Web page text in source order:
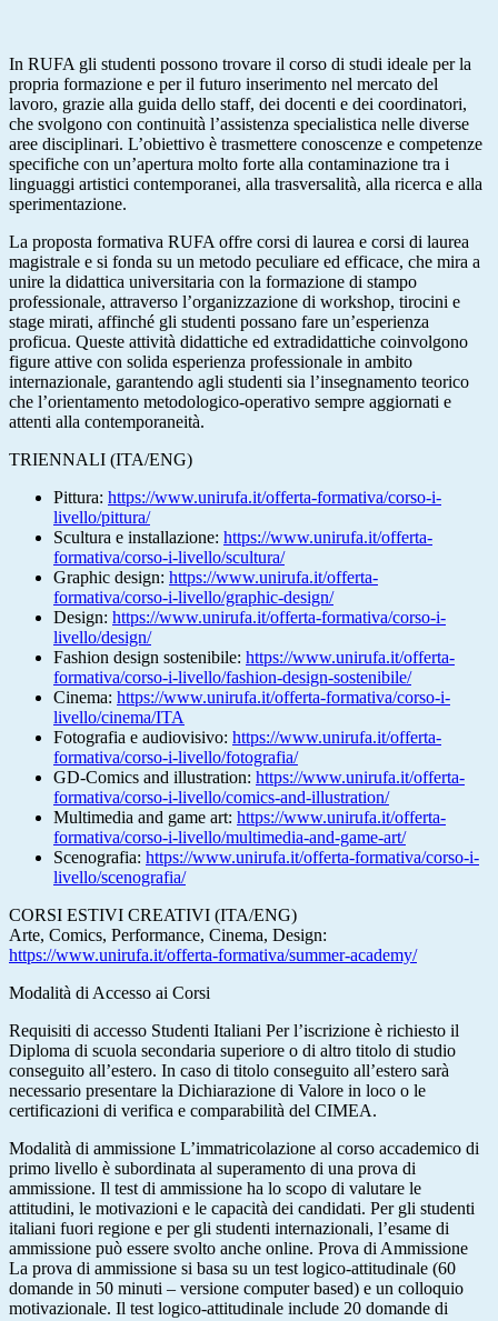
In RUFA gli studenti possono trovare il corso di studi ideale per la
propria formazione e per il futuro inserimento nel mercato del
lavoro, grazie alla guida dello staff, dei docenti e dei coordinatori,
che svolgono con continuità l’assistenza specialistica nelle diverse
aree disciplinari. L’obiettivo è trasmettere conoscenze e competenze
specifiche con un’apertura molto forte alla contaminazione tra i
linguaggi artistici contemporanei, alla trasversalità, alla ricerca e alla
sperimentazione.
La proposta formativa RUFA offre corsi di laurea e corsi di laurea
magistrale e si fonda su un metodo peculiare ed efficace, che mira a
unire la didattica universitaria con la formazione di stampo
professionale, attraverso l’organizzazione di workshop, tirocini e
stage mirati, affinché gli studenti possano fare un’esperienza
proficua. Queste attività didattiche ed extradidattiche coinvolgono
figure attive con solida esperienza professionale in ambito
internazionale, garantendo agli studenti sia l’insegnamento teorico
che l’orientamento metodologico-operativo sempre aggiornati e
attenti alla contemporaneità.
TRIENNALI (ITA/ENG)
Pittura: https://www.unirufa.it/offerta-formativa/corso-i-
livello/pittura/
Scultura e installazione: https://www.unirufa.it/offerta-
formativa/corso-i-livello/scultura/
Graphic design: https://www.unirufa.it/offerta-
formativa/corso-i-livello/graphic-design/
Design: https://www.unirufa.it/offerta-formativa/corso-i-
livello/design/
Fashion design sostenibile: https://www.unirufa.it/offerta-
formativa/corso-i-livello/fashion-design-sostenibile/
Cinema: https://www.unirufa.it/offerta-formativa/corso-i-
livello/cinema/ITA
Fotografia e audiovisivo: https://www.unirufa.it/offerta-
formativa/corso-i-livello/fotografia/
GD-Comics and illustration: https://www.unirufa.it/offerta-
formativa/corso-i-livello/comics-and-illustration/
Multimedia and game art: https://www.unirufa.it/offerta-
formativa/corso-i-livello/multimedia-and-game-art/
Scenografia: https://www.unirufa.it/offerta-formativa/corso-i-
livello/scenografia/
CORSI ESTIVI CREATIVI (ITA/ENG)
Arte, Comics, Performance, Cinema, Design:
https://www.unirufa.it/offerta-formativa/summer-academy/
Modalità di Accesso ai Corsi
Requisiti di accesso Studenti Italiani Per l’iscrizione è richiesto il
Diploma di scuola secondaria superiore o di altro titolo di studio
conseguito all’estero. In caso di titolo conseguito all’estero sarà
necessario presentare la Dichiarazione di Valore in loco o le
certificazioni di verifica e comparabilità del CIMEA.
Modalità di ammissione L’immatricolazione al corso accademico di
primo livello è subordinata al superamento di una prova di
ammissione. Il test di ammissione ha lo scopo di valutare le
attitudini, le motivazioni e le capacità dei candidati. Per gli studenti
italiani fuori regione e per gli studenti internazionali, l’esame di
ammissione può essere svolto anche online. Prova di Ammissione
La prova di ammissione si basa su un test logico-attitudinale (60
domande in 50 minuti – versione computer based) e un colloquio
motivazionale. Il test logico-attitudinale include 20 domande di